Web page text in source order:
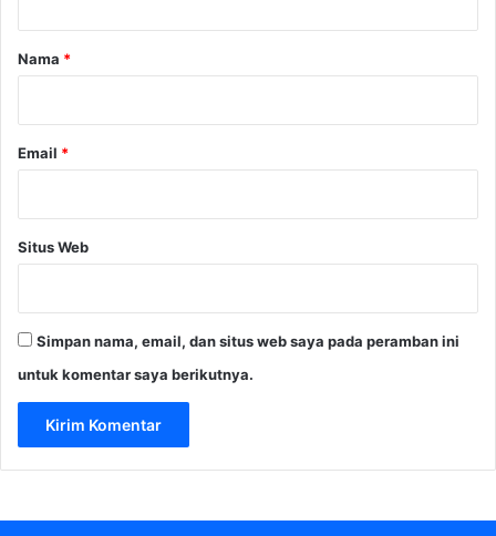
g
a
n
M
d
i
a
p
o
rNama *
Email *
Situs Web
Simpan nama, email, dan situs web saya pada peramban ini
untuk komentar saya berikutnya.